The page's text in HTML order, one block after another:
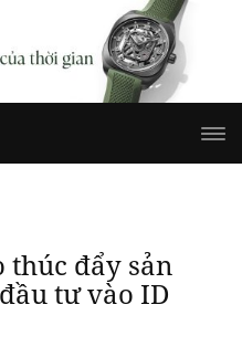
thúc đẩy sản
tư vào ID